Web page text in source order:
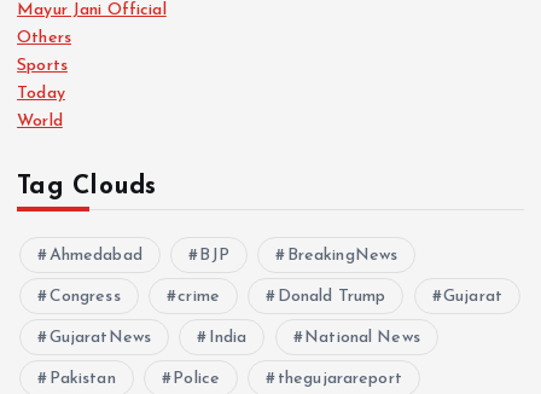
Mayur Jani Official
Others
Sports
Today
World
Tag Clouds
Ahmedabad BJP BreakingNews
Congress crime Donald Trump Gujarat
GujaratNews India National News
Pakistan Police thegujarareport